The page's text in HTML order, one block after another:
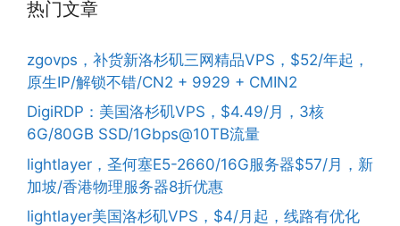
热门文章
zgovps，补货新洛杉矶三网精品VPS，$52/年起，
原生IP/解锁不错/CN2 + 9929 + CMIN2
DigiRDP：美国洛杉矶VPS，$4.49/月，3核
6G/80GB SSD/1Gbps@10TB流量
lightlayer，圣何塞E5-2660/16G服务器$57/月，新
加坡/香港物理服务器8折优惠
lightlayer美国洛杉矶VPS，$4/月起，线路有优化